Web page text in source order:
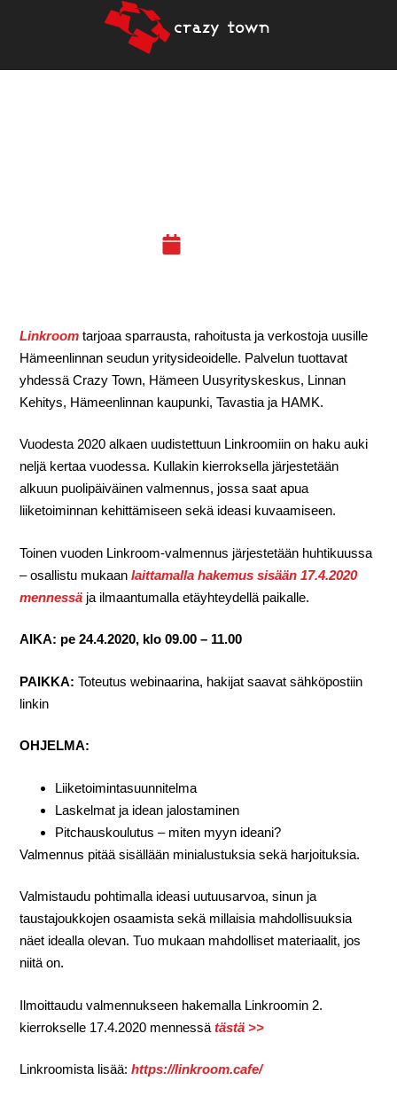
Linkroom tarjoaa sparrausta, rahoitusta ja verkostoja uusille
Hämeenlinnan seudun yritysideoidelle. Palvelun tuottavat
yhdessä Crazy Town, Hämeen Uusyrityskeskus, Linnan
Kehitys, Hämeenlinnan kaupunki, Tavastia ja HAMK.
Vuodesta 2020 alkaen uudistettuun Linkroomiin on haku auki
neljä kertaa vuodessa. Kullakin kierroksella järjestetään
alkuun puolipäiväinen valmennus, jossa saat apua
liiketoiminnan kehittämiseen sekä ideasi kuvaamiseen.
Toinen vuoden Linkroom-valmennus järjestetään huhtikuussa
– osallistu mukaanlaittamalla hakemus sisään 17.4.2020
mennessä ja ilmaantumalla etäyhteydellä paikalle.
AIKA: pe 24.4.2020, klo 09.00 – 11.00
PAIKKA: Toteutus webinaarina, hakijat saavat sähköpostiin
linkin
OHJELMA:
Liiketoimintasuunnitelma
Laskelmat ja idean jalostaminen
Pitchauskoulutus – miten myyn ideani?
Valmennus pitää sisällään minialustuksia sekä harjoituksia.
Valmistaudu pohtimalla ideasi uutuusarvoa, sinun ja
taustajoukkojen osaamista sekä millaisia mahdollisuuksia
näet idealla olevan. Tuo mukaan mahdolliset materiaalit, jos
niitä on.
Ilmoittaudu valmennukseen hakemalla Linkroomin 2.
kierrokselle 17.4.2020 mennessätästä >>
Linkroomista lisää:https://linkroom.cafe/